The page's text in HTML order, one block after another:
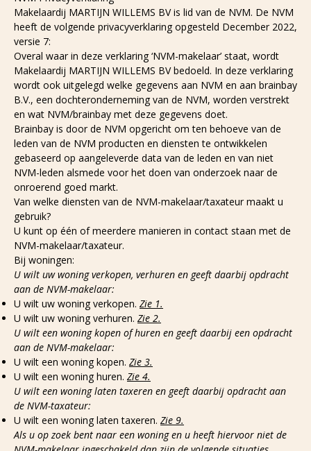
Makelaardij MARTIJN WILLEMS BV is lid van de NVM. De NVM
heeft de volgende privacyverklaring opgesteld December 2022,
versie 7:
Overal waar in deze verklaring ‘NVM-makelaar’ staat, wordt
Makelaardij MARTIJN WILLEMS BV bedoeld. In deze verklaring
wordt ook uitgelegd welke gegevens aan NVM en aan brainbay
B.V., een dochteronderneming van de NVM, worden verstrekt
en wat NVM/brainbay met deze gegevens doet.
Brainbay is door de NVM opgericht om ten behoeve van de
leden van de NVM producten en diensten te ontwikkelen
gebaseerd op aangeleverde data van de leden en van niet
NVM-leden alsmede voor het doen van onderzoek naar de
onroerend goed markt.
Van welke diensten van de NVM-makelaar/taxateur maakt u
gebruik?
U kunt op één of meerdere manieren in contact staan met de
NVM-makelaar/taxateur.
Bij woningen:
U wilt uw woning verkopen, verhuren en geeft daarbij opdracht
aan de NVM-makelaar:
U wilt uw woning verkopen. Zie 1.
U wilt uw woning verhuren. Zie 2.
U wilt een woning kopen of huren en geeft daarbij een opdracht
aan de NVM-makelaar:
U wilt een woning kopen. Zie 3.
U wilt een woning huren. Zie 4.
U wilt een woning laten taxeren en geeft daarbij opdracht aan
de NVM-taxateur:
U wilt een woning laten taxeren. Zie 9.
Als u op zoek bent naar een woning en u heeft hiervoor niet de